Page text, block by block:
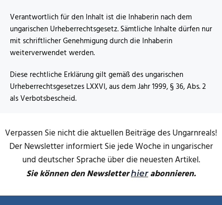
Verantwortlich für den Inhalt ist die Inhaberin nach dem
ungarischen Urheberrechtsgesetz. Sämtliche Inhalte dürfen nur
mit schriftlicher Genehmigung durch die Inhaberin
weiterverwendet werden.
Diese rechtliche Erklärung gilt gemäß des ungarischen
Urheberrechtsgesetzes LXXVI, aus dem Jahr 1999, § 36, Abs. 2
als Verbotsbescheid.
Verpassen Sie nicht die aktuellen Beiträge des Ungarnreals!
Der Newsletter informiert Sie jede Woche in ungarischer
und deutscher Sprache über die neuesten Artikel.
Sie können den Newsletterhierabonnieren.